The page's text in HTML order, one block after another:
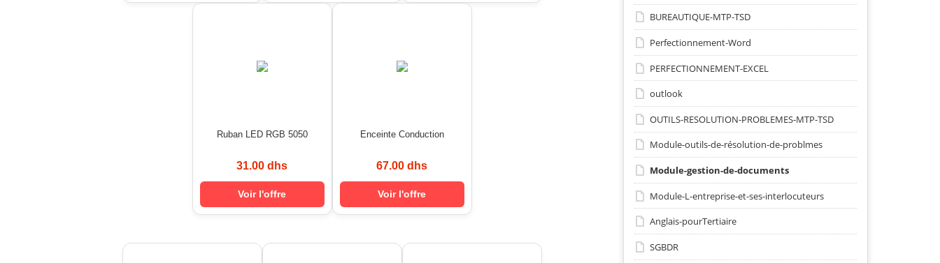
Ruban LED RGB 5050
31.00 dhs
Voir l'offre
Enceinte Conduction
67.00 dhs
Voir l'offre
BUREAUTIQUE-MTP-TSD
Perfectionnement-Word
PERFECTIONNEMENT-EXCEL
outlook
OUTILS-RESOLUTION-PROBLEMES-MTP-TSD
Module-outils-de-résolution-de-problmes
Module-gestion-de-documents
Module-L-entreprise-et-ses-interlocuteurs
Anglais-pourTertiaire
SGBDR